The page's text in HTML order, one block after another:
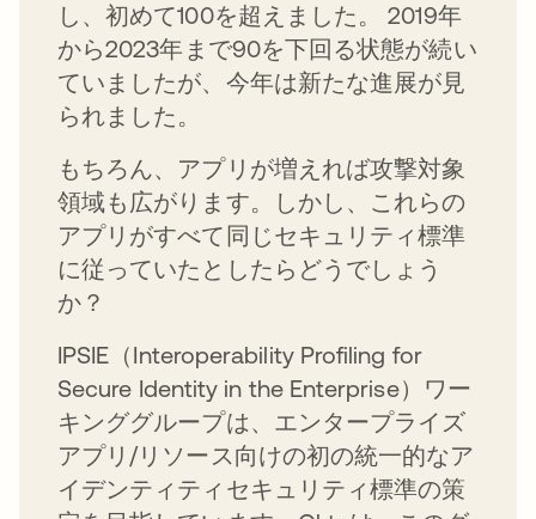
し、初めて100を超えました。 2019年
から2023年まで90を下回る状態が続い
ていましたが、今年は新たな進展が見
られました。
もちろん、アプリが増えれば攻撃対象
領域も広がります。しかし、これらの
アプリがすべて同じセキュリティ標準
に従っていたとしたらどうでしょう
か？
IPSIE（Interoperability Profiling for
Secure Identity in the Enterprise）ワー
キンググループは、エンタープライズ
アプリ/リソース向けの初の統一的なア
イデンティティセキュリティ標準の策